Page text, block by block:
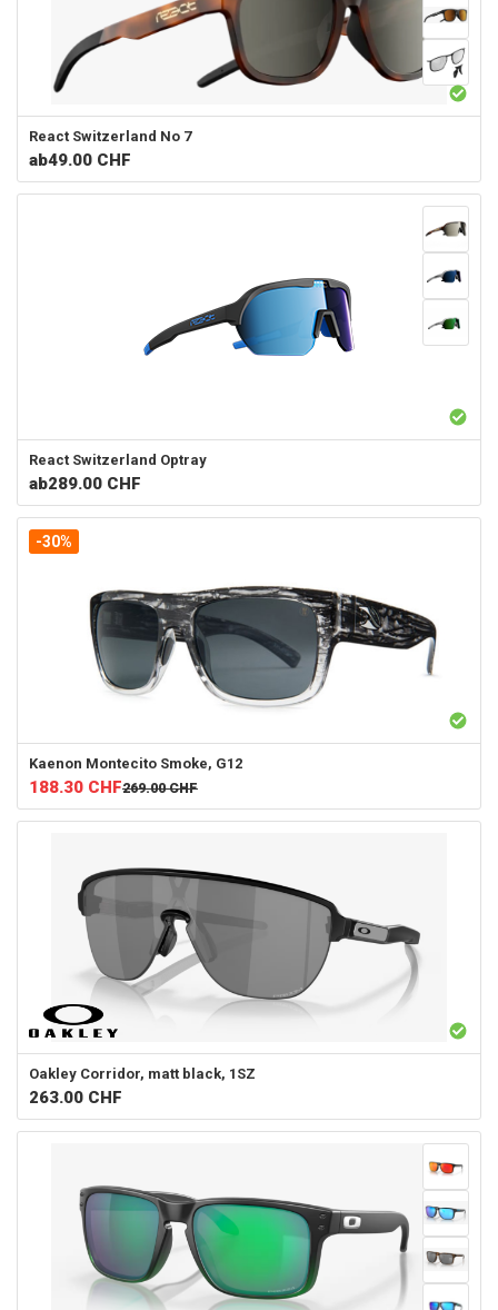
React Switzerland No 7
ab49.00 CHF
React Switzerland Optray
ab289.00 CHF
-30%
Kaenon Montecito Smoke, G12
188.30 CHF269.00 CHF
Oakley Corridor, matt black, 1SZ
263.00 CHF